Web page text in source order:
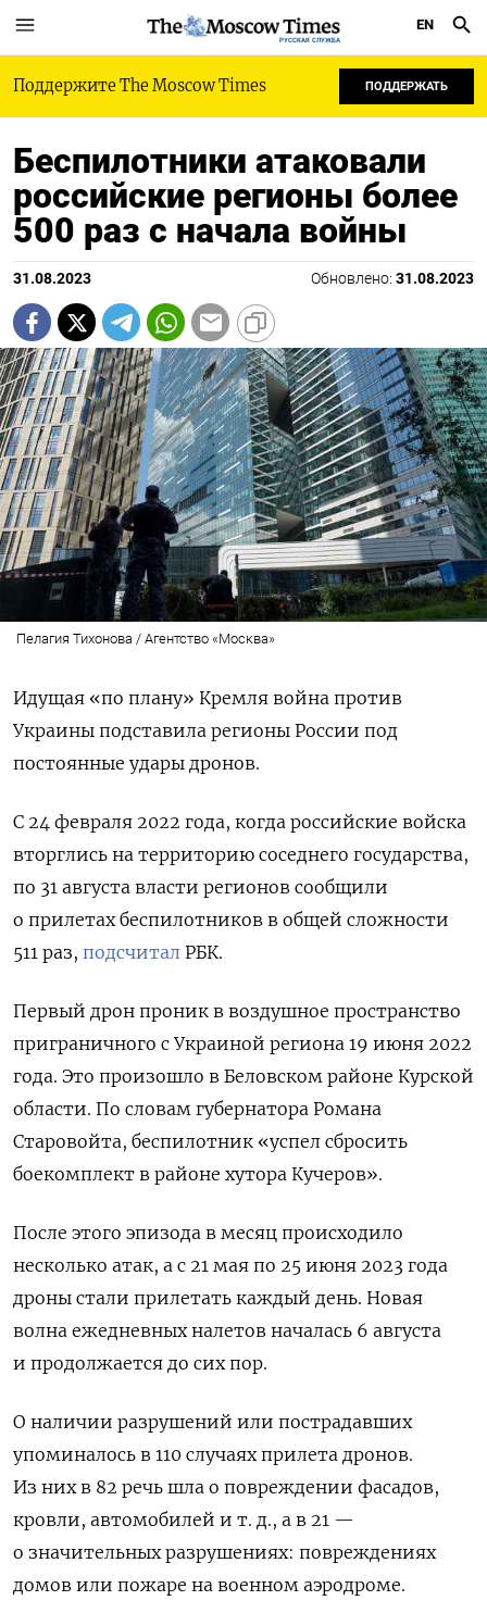
РУССКАЯ СЛУЖБА
EN
Поддержите The Moscow Times ПОДДЕРЖАТЬ
Беспилотники атаковали
российские регионы более
500 раз с начала войны
31.08.2023 Обновлено: 31.08.2023
Пелагия Тихонова / Агентство «Москва»
Идущая «по плану» Кремля война против
Украины подставила регионы России под
постоянные удары дронов.
С 24 февраля 2022 года, когда российские войска
вторглись на территорию соседнего государства,
по 31 августа власти регионов сообщили
о прилетах беспилотников в общей сложности
511 раз, подсчитал РБК.
Первый дрон проник в воздушное пространство
приграничного с Украиной региона 19 июня 2022
года. Это произошло в Беловском районе Курской
области. По словам губернатора Романа
Старовойта, беспилотник «успел сбросить
боекомплект в районе хутора Кучеров».
После этого эпизода в месяц происходило
несколько атак, а с 21 мая по 25 июня 2023 года
дроны стали прилетать каждый день. Новая
волна ежедневных налетов началась 6 августа
и продолжается до сих пор.
О наличии разрушений или пострадавших
упоминалось в 110 случаях прилета дронов.
Из них в 82 речь шла о повреждении фасадов,
кровли, автомобилей и т. д., а в 21 —
о значительных разрушениях: повреждениях
домов или пожаре на военном аэродроме.